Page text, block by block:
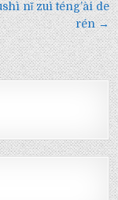
nǐ zuì téng’ài de
rén →